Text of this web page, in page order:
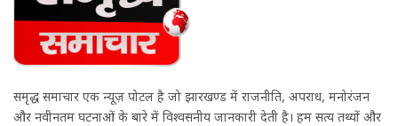
समृद्ध समाचार एक न्यूज़ पोर्टल है जो झारखण्ड में राजनीति, अपराध, मनोरंजन
और नवीनतम घटनाओं के बारे में विश्वसनीय जानकारी देती है। हम सत्य तथ्यों और